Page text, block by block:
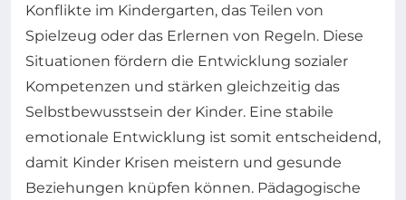
Konflikte im Kindergarten, das Teilen von
Spielzeug oder das Erlernen von Regeln. Diese
Situationen fördern die Entwicklung sozialer
Kompetenzen und stärken gleichzeitig das
Selbstbewusstsein der Kinder. Eine stabile
emotionale Entwicklung ist somit entscheidend,
damit Kinder Krisen meistern und gesunde
Beziehungen knüpfen können. Pädagogische